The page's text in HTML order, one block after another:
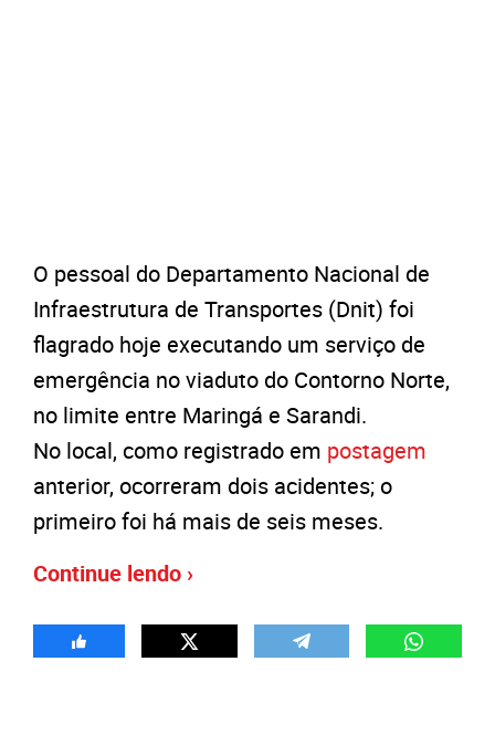
O pessoal do Departamento Nacional de
Infraestrutura de Transportes (Dnit) foi
flagrado hoje executando um serviço de
emergência no viaduto do Contorno Norte,
no limite entre Maringá e Sarandi.
No local, como registrado em postagem
anterior, ocorreram dois acidentes; o
primeiro foi há mais de seis meses.
Continue lendo ›